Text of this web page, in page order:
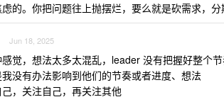
的。你把问题往上抛摆烂，要么就是砍需求，分
Jun 18, 2025
觉，想法太多太混乱，leader 没有把握好整个
没有办法影响到他们的节奏或者进度、想法
，关注自己，再关注其他